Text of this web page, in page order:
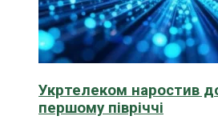
Укртелеком наростив
першому півріччі